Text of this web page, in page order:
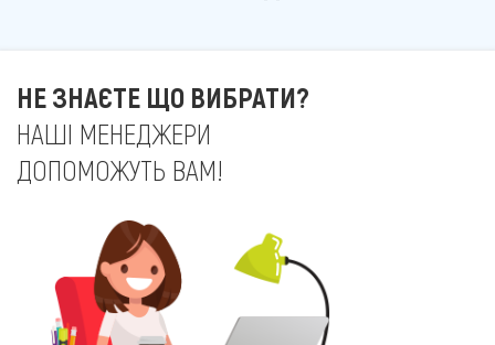
НЕ ЗНАЄТЕ ЩО ВИБРАТИ?
НАШІ МЕНЕДЖЕРИ
ДОПОМОЖУТЬ ВАМ!